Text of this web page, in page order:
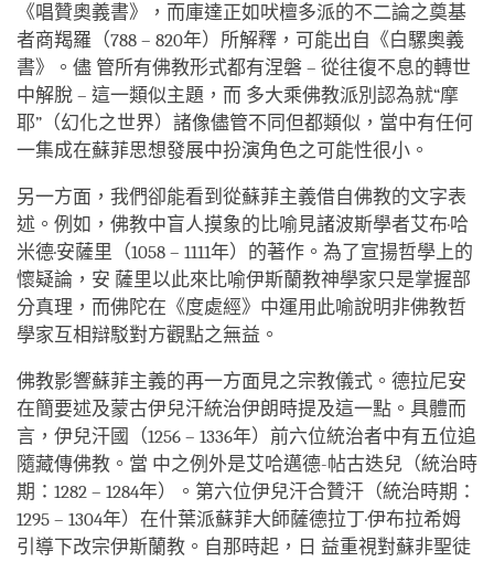
《唱贊奧義書》，而庫達正如吠檀多派的不二論之奠基
者商羯羅（788 – 820年）所解釋，可能出自《白騾奧義
書》。儘 管所有佛教形式都有涅磐 – 從往復不息的轉世
中解脫 – 這一類似主題，而 多大乘佛教派別認為就“摩
耶”（幻化之世界）諸像儘管不同但都類似，當中有任何
一集成在蘇菲思想發展中扮演角色之可能性很小。
另一方面，我們卻能看到從蘇菲主義借自佛教的文字表
述。例如，佛教中盲人摸象的比喻見諸波斯學者艾布·哈
米德·安薩里（1058 – 1111年）的著作。為了宣揚哲學上的
懷疑論，安 薩里以此來比喻伊斯蘭教神學家只是掌握部
分真理，而佛陀在《度處經》中運用此喻說明非佛教哲
學家互相辯駁對方觀點之無益。
佛教影響蘇菲主義的再一方面見之宗教儀式。德拉尼安
在簡要述及蒙古伊兒汗統治伊朗時提及這一點。具體而
言，伊兒汗國（1256 – 1336年）前六位統治者中有五位追
隨藏傳佛教。當 中之例外是艾哈邁德-帖古迭兒（統治時
期：1282 – 1284年）。第六位伊兒汗合贊汗（統治時期：
1295 – 1304年）在什葉派蘇菲大師薩德拉丁·伊布拉希姆
引導下改宗伊斯蘭教。自那時起，日 益重視對蘇非聖徒